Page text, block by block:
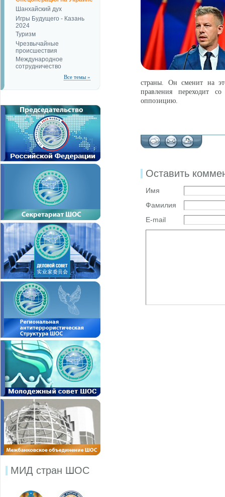
Шанхайский дух
Игры Будущего - Казань
2024
Туризм
Чрезвычайные
происшествия
Международное
сотрудничество
Все темы »
МИД стран ШОС
страны. Он сменит на
правления переходит
оппозицию.
Оставить
Имя
Фамилия
E-mail